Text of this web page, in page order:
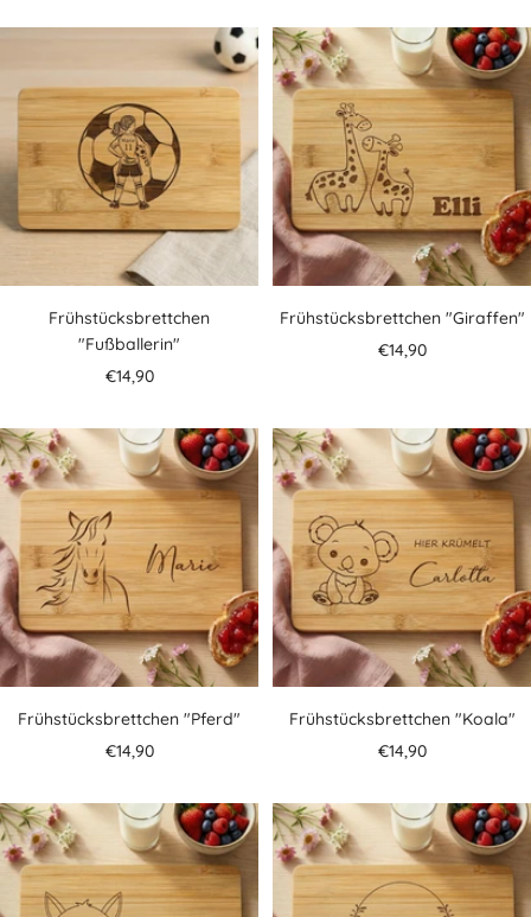
Frühstücksbrettchen
"Fußballerin"
Angebotspreis
€14,90
Frühstücksbrettchen "Giraffen"
Angebotspreis
€14,90
Frühstücksbrettchen "Pferd"
Angebotspreis
€14,90
Frühstücksbrettchen "Koala"
Angebotspreis
€14,90